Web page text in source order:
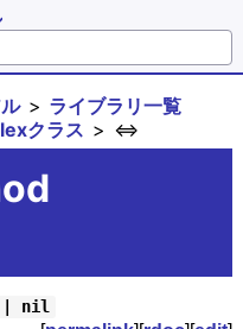
ライブラリ一覧
クラス <=>
| nil